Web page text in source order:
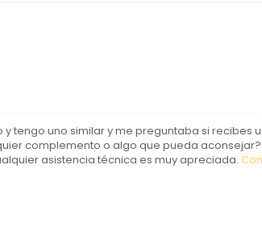
y tengo uno similar y me preguntaba si
complemento o algo que pueda
asistencia técnica es muy apreciada.